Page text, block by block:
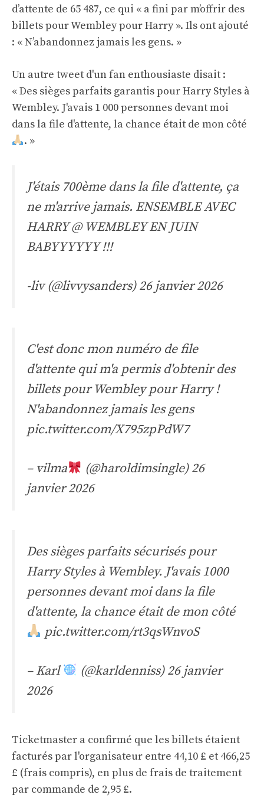
d’attente de 65 487, ce qui « a fini par m’offrir des
billets pour Wembley pour Harry ». Ils ont ajouté
: « N’abandonnez jamais les gens. »
Un autre tweet d'un fan enthousiaste disait :
« Des sièges parfaits garantis pour Harry Styles à
Wembley. J'avais 1 000 personnes devant moi
dans la file d'attente, la chance était de mon côté
. »
J'étais 700ème dans la file d'attente, ça
ne m'arrive jamais. ENSEMBLE AVEC
HARRY @ WEMBLEY EN JUIN
BABYYYYYY !!!
-liv (@livvysanders)26 janvier 2026
C'est donc mon numéro de file
d'attente qui m'a permis d'obtenir des
billets pour Wembley pour Harry !
N'abandonnez jamais les gens
pic.twitter.com/X795zpPdW7
– vilma (@haroldimsingle)26
janvier 2026
Des sièges parfaits sécurisés pour
Harry Styles à Wembley. J'avais 1000
personnes devant moi dans la file
d'attente, la chance était de mon côté
pic.twitter.com/rt3qsWnvoS
– Karl (@karldenniss)26 janvier
2026
Ticketmaster a confirmé que les billets étaient
facturés par l'organisateur entre 44,10 £ et 466,25
£ (frais compris), en plus de frais de traitement
par commande de 2,95 £.